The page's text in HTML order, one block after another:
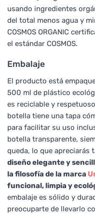
usando ingredientes
del total menos agua y
COSMOS ORGANIC
el estándar COSMOS.
Embalaje
El producto está
500 ml de plástico
es reciclable y
botella tiene una tapa
para facilitar su uso
botella transparente,
queda, lo que apreciarás
diseño elegante y
la filosofía de la marca
funcional, limpia y
embalaje es sólido y
preocuparte de llevarlo